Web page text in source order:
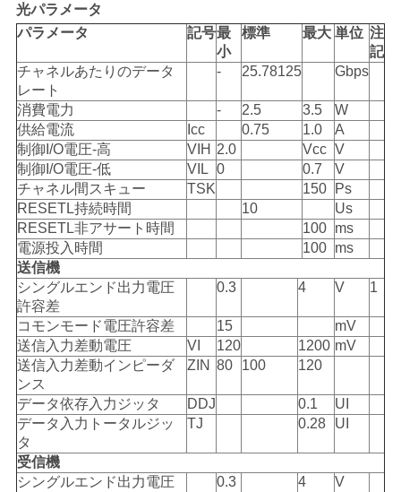
地
図
プ
ラ
イ
バ
シ
ー
ポ
リ
シ
ー
光パラメータ
パラメータ
記号最
小
標準 最大 単位 注
記
チャネルあたりのデータ
レート
- 25.78125 Gbps
消費電力 - 2.5 3.5
W
供給電流
Icc 0.75 1.0
A
制御I/O電圧-高
VIH 2.0 Vcc V
制御I/O電圧-低
VIL 0 0.7
V
チャネル間スキュー
TSK 150
Ps
RESETL持続時間
10
Us
RESETL非アサート時間
100 ms
電源投入時間
100 ms
送信機
シングルエンド出力電圧
許容差
0.3 4 V 1
コモンモード電圧許容差 15
mV
送信入力差動電圧
VI 120 1200 mV
送信入力差動インピーダ
ンス
ZIN 80 100 120
データ依存入力ジッタ DDJ 0.1
UI
データ入力トータルジッ
タ
TJ 0.28 UI
受信機
シングルエンド出力電圧
0.3 4 V